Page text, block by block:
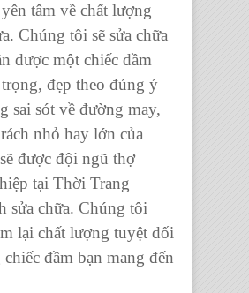
tâm về chất lượng
Chúng tôi sẽ sửa chữa
được một chiếc đầm
đẹp theo đúng ý
sai sót về đường may,
nhỏ hay lớn của
được đội ngũ thợ
tại Thời Trang
sửa chữa. Chúng tôi
lại chất lượng tuyệt đối
chiếc đầm bạn mang đến